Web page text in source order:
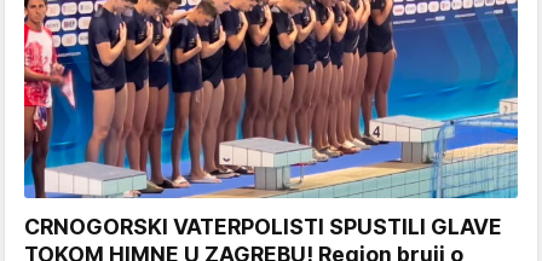
CRNOGORSKI VATERPOLISTI SPUSTILI GLAVE
TOKOM HIMNE U ZAGREBU! Region bruji o